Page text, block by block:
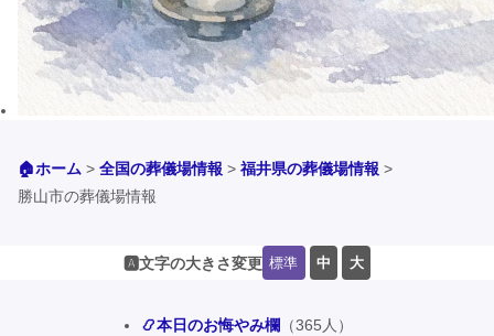
🏠ホーム > 全国の葬儀場情報 > 福井県の葬儀場情報 >
勝山市の葬儀場情報
🅰️文字の大きさ変更 標準 中 大
📿本日のお悔やみ欄 （365人）